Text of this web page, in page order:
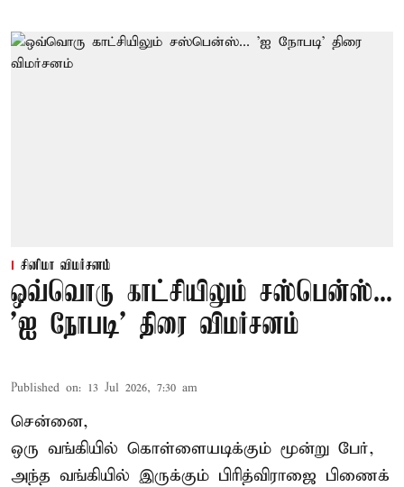
சினிமா விமர்சனம்
ஒவ்வொரு காட்சியிலும் சஸ்பென்ஸ்...
'ஐ நோபடி' திரை விமர்சனம்
Published on: 13 Jul 2026, 7:30 am
சென்னை,
ஒரு வங்கியில் கொள்ளையடிக்கும் மூன்று பேர்,
அந்த வங்கியில் இருக்கும் பிரித்விராஜை பிணைக்